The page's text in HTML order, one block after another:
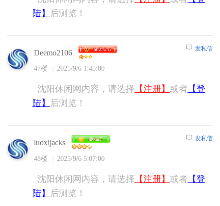
陆】
后浏览！
Deemo2106
47楼 2025/9/6 1:45:00
发私信
沈阳休闲网内容，请选择 【注册】 或者 【登
陆】
后浏览！
luoxijacks
48楼 2025/9/6 5:07:00
发私信
沈阳休闲网内容，请选择 【注册】 或者 【登
陆】
后浏览！